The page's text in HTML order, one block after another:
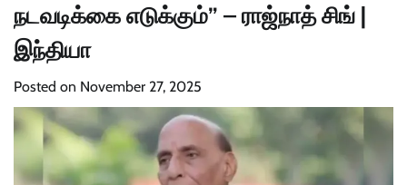
நடவடிக்கை எடுக்கும்” – ராஜ்நாத் சிங் |
இந்தியா
Posted on November 27, 2025